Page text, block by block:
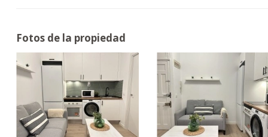
Fotos de la propiedad